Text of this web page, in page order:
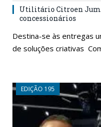
Utilitário Citroen
concessionários
Destina-se às entregas
de soluções criativas
EDIÇÃO 195